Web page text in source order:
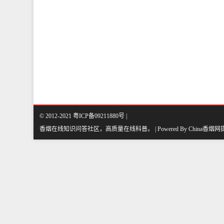
© 2012-2021 粤ICP备09211880号 |
香烟在线知识问答社区，高质量在线科普。 | Powered By China香烟网